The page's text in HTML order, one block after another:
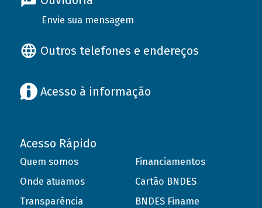
Envie sua mensagem
Outros telefones e endereços
Acesso à informação
Acesso Rápido
Quem somos
Onde atuamos
Transparência
Financiamentos
Cartão BNDES
BNDES Finame